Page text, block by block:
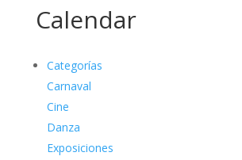
Calendar
Categorías
Carnaval
Cine
Danza
Exposiciones